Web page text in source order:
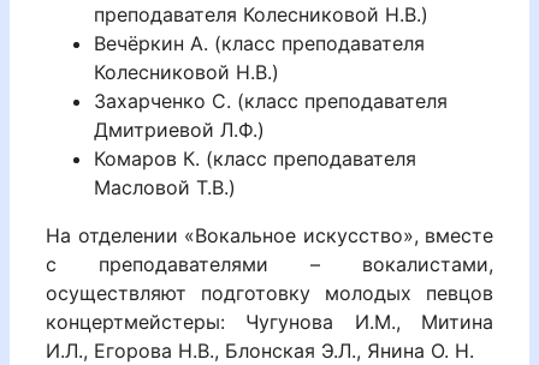
преподавателя Колесниковой Н.В.)
Вечёркин А. (класс преподавателя
Колесниковой Н.В.)
Захарченко С. (класс преподавателя
Дмитриевой Л.Ф.)
Комаров К. (класс преподавателя
Масловой Т.В.)
На отделении «Вокальное искусство», вместе
с преподавателями – вокалистами,
осуществляют подготовку молодых певцов
концертмейстеры: Чугунова И.М., Митина
И.Л., Егорова Н.В., Блонская Э.Л., Янина О. Н.